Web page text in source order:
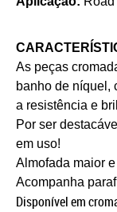
As peças
banho de níquel,
a resistência e
Por ser
em uso!
Almofada maior
Acompanha
Disponível em